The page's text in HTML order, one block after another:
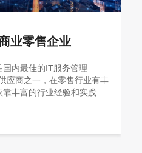
业零售企业
国内最佳的IT服务管理
应商之一，在零售行业有丰
丰富的行业经验和实践技